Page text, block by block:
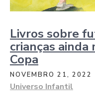
Livros sobre
crianças ainda
Copa
NOVEMBRO 21, 2022
Universo Infantil